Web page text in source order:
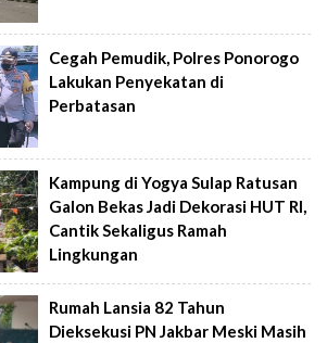
Cegah Pemudik, Polres Ponorogo
Lakukan Penyekatan di
Perbatasan
Kampung di Yogya Sulap Ratusan
Galon Bekas Jadi Dekorasi HUT RI,
Cantik Sekaligus Ramah
Lingkungan
Rumah Lansia 82 Tahun
Dieksekusi PN Jakbar Meski Masih